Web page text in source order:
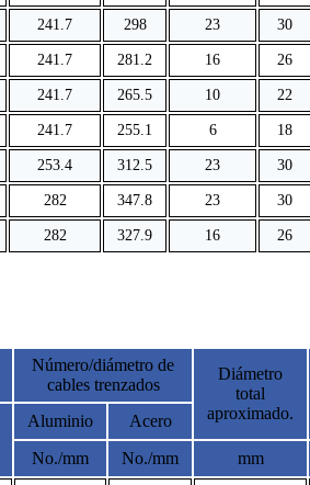
241.7 298 23 30
241.7 281.2 16 26
241.7 265.5 10 22
241.7 255.1 6 18
253.4 312.5 23 30
282 347.8 23 30
282 327.9 16 26
Número/diámetro de
cables trenzados
Diámetro
total
aproximado.
Aluminio
Acero
No./mm
No./mm mm